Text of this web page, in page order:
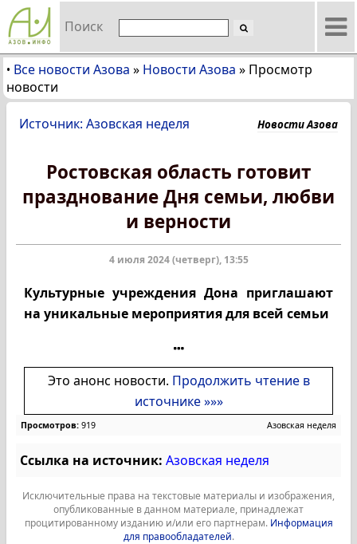
Поиск
• Все новости Азова » Новости Азова » Просмотр
новости
Источник: Азовская неделя Новости Азова
Ростовская область готовит
празднование Дня семьи, любви
и верности
4 июля 2024 (четверг), 13:55
Культурные учреждения Дона приглашают
на уникальные мероприятия для всей семьи
Это анонс новости. Продолжить чтение в
источнике »»»
Просмотров: 919 Азовская неделя
Ссылка на источник: Азовская неделя
Исключительные права на текстовые материалы и изображения,
опубликованные в данном материале, принадлежат
процитированному изданию и/или его партнерам. Информация
для правообладателей.